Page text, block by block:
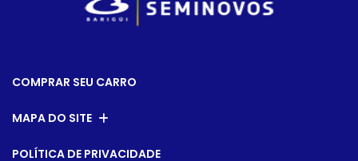
COMPRAR SEU CARRO
MAPA DO SITE
POLÍTICA DE PRIVACIDADE